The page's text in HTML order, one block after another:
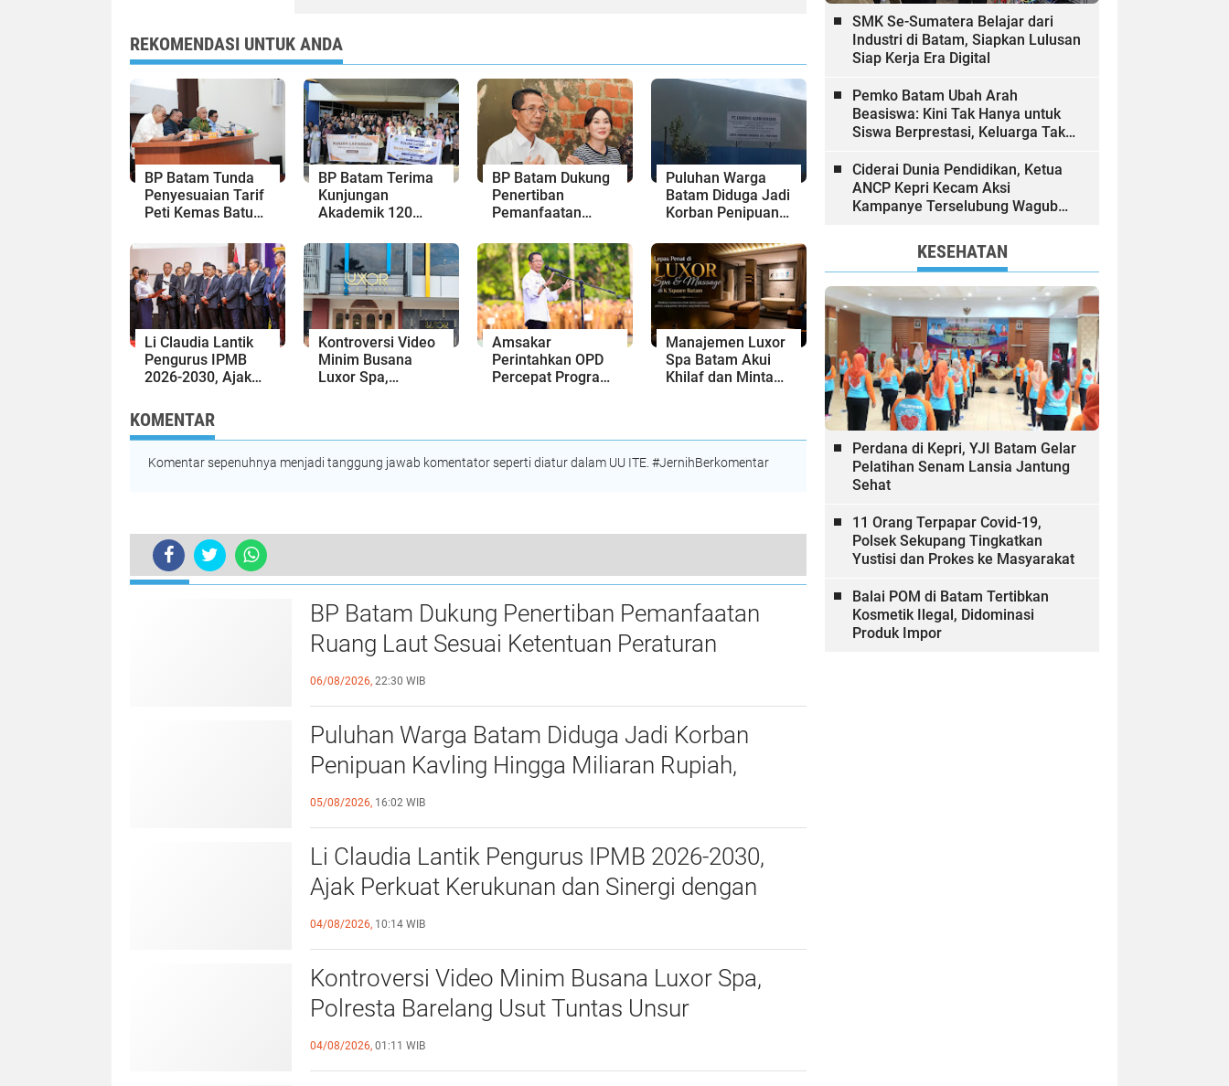
REKOMENDASI UNTUK ANDA
BP Batam Tunda
Penyesuaian Tarif
Peti Kemas Batu
Agustus 2026
BP Batam Terima
Kunjungan
Akademik 120
Bahas
Pembangunan dan
Ekonomi Batam
BP Batam Dukung
Penertiban
Pemanfaatan
Ketentuan
Peraturan
Perundang-
undangan
Puluhan Warga
Batam Diduga Jadi
Korban Penipuan
Miliaran Rupiah,
Laporan ke Polda
Kepri Jalan di
Tempat?
Li Claudia Lantik
Pengurus IPMB
2026-2030, Ajak
dan Sinergi
dengan Pemko
Batam
Kontroversi Video
Minim Busana
Luxor Spa,
Hukum
Amsakar
Perintahkan OPD
Percepat Program
Pembangunan
Lampaui 50
Manajemen Luxor
Spa Batam Akui
Khilaf dan Minta
KOMENTAR
Komentar sepenuhnya menjadi tanggung jawab komentator seperti diatur dalam UU ITE. #JernihBerkomentar
BP Batam Investment Awards 2023, Apresiasi bagi Korporasi dan Tokoh Berpengaruh
TERKINI
BP Batam Dukung Penertiban Pemanfaatan
Ruang Laut Sesuai Ketentuan Peraturan
Perundang-undangan
06/08/2026, 22:30 WIB
Puluhan Warga Batam Diduga Jadi Korban
Penipuan Kavling Hingga Miliaran Rupiah,
Laporan ke Polda Kepri Jalan di Tempat?
05/08/2026, 16:02 WIB
Li Claudia Lantik Pengurus IPMB 2026-2030,
Ajak Perkuat Kerukunan dan Sinergi dengan
Pemko Batam
04/08/2026, 10:14 WIB
Kontroversi Video Minim Busana Luxor Spa,
Polresta Barelang Usut Tuntas Unsur
Pelanggaran Hukum
04/08/2026, 01:11 WIB
SMK Se-Sumatera Belajar dari
Industri di Batam, Siapkan Lulusan
Siap Kerja Era Digital
Pemko Batam Ubah Arah
Beasiswa: Kini Tak Hanya untuk
Siswa Berprestasi, Keluarga Tak
Dibiayai
Ciderai Dunia Pendidikan, Ketua
ANCP Kepri Kecam Aksi
Kampanye Terselubung Wagub
KESEHATAN
Perdana di Kepri, YJI Batam Gelar
Pelatihan Senam Lansia Jantung
Sehat
11 Orang Terpapar Covid-19,
Polsek Sekupang Tingkatkan
Yustisi dan Prokes ke Masyarakat
Balai POM di Batam Tertibkan
Kosmetik Ilegal, Didominasi
Produk Impor